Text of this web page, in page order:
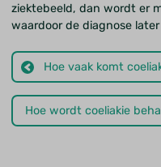
ziektebeeld, dan wordt er
waardoor de diagnose
Hoe vaak komt
Hoe wordt coeliakie